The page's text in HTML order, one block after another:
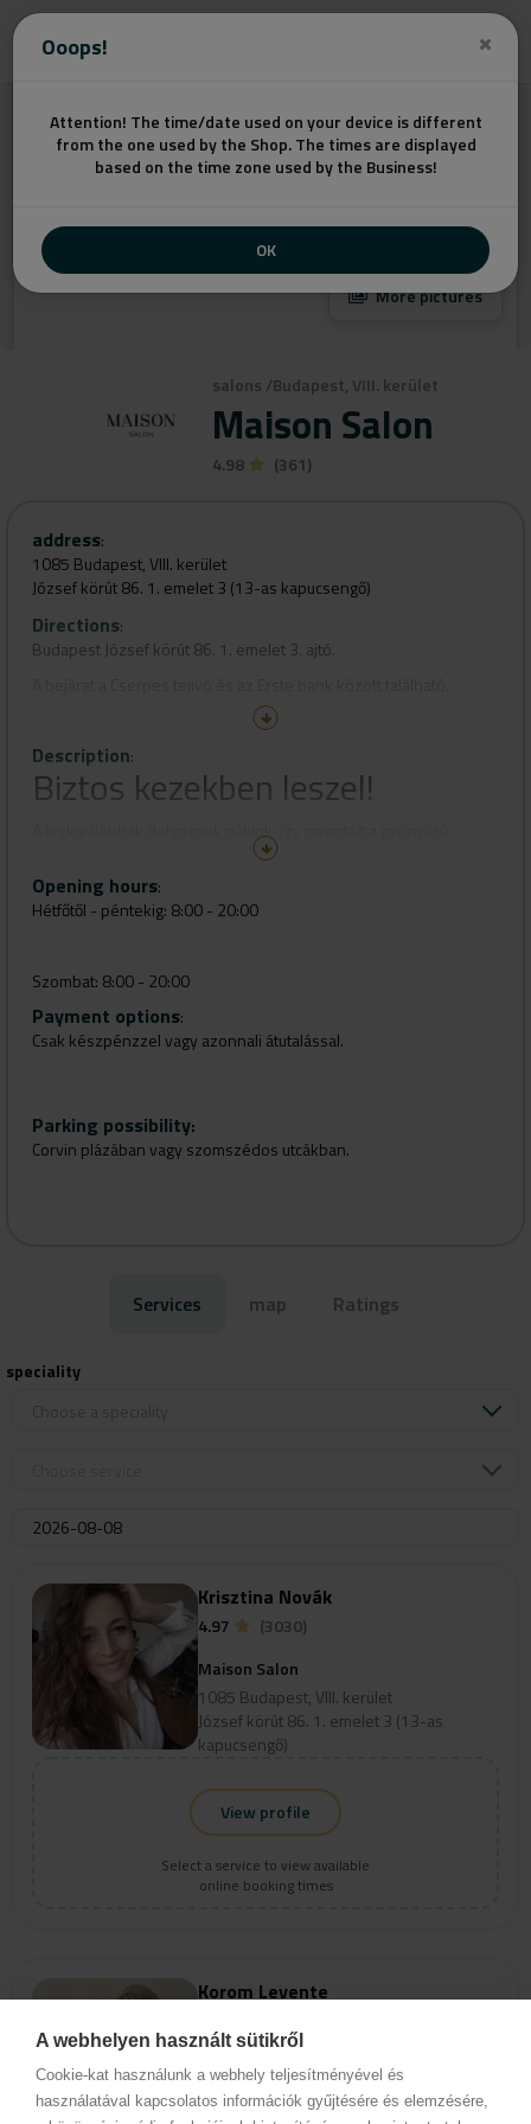
Ooops!
Attention! The time/date used on your device is different
from the one used by the Shop. The times are displayed
based on the time zone used by the Business!
OK
A webhelyen használt sütikről
Cookie-kat használunk a webhely teljesítményével és
használatával kapcsolatos információk gyűjtésére és elemzésére,
salons /Budapest, VIII. kerület
Maison Salon
4.98 (361)
More pictures
address:
1085 Budapest, VIII. kerület
József körút 86. 1. emelet 3 (13-as kapucsengő)
Directions:
Budapest József körút 86. 1. emelet 3. ajtó.
maisonsalonbudapest@gmail.com
Description:
Biztos kezekben leszel!
A legkiválóbbak dolgoznak nálunk, így garantált a gyönyörű
végeredmény, bárkihez is jössz.
Opening hours:
Hétfőtől - péntekig: 8:00 - 20:00
Szombat: 8:00 - 20:00
Vasárnap: ZÁRVA
Payment options:
Csak készpénzzel vagy azonnali átutalással.
Parking possibility:
Corvin plázában vagy szomszédos utcákban.
Services map Ratings
speciality
View profile
Select a service to view available
online booking times
Krisztina Novák
4.97
(3030)
Maison Salon
1085 Budapest, VIII. kerület
József körút 86. 1. emelet 3 (13-as
kapucsengő)
Korom Levente
Maison Salon
1085 Budapest, VIII. kerület
József körút 86. 1. emelet 3 (13-as